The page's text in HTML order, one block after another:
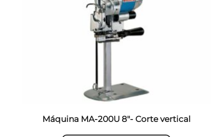
Máquina MA-200U 8″- Corte vertical